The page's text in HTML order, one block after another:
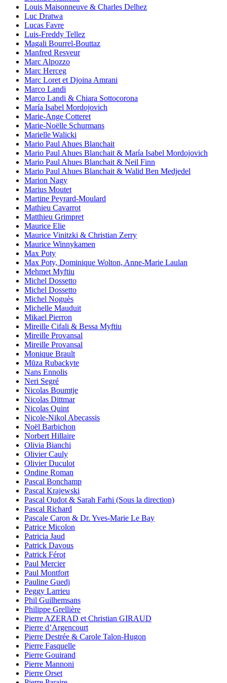
Louis Maisonneuve & Charles Delhez
Luc Dratwa
Lucas Favre
Luis-Freddy Tellez
Magali Bourrel-Bouttaz
Manfred Resveur
Marc Alpozzo
Marc Herceg
Marc Loret et Djoina Amrani
Marco Landi
Marco Landi & Chiara Sottocorona
María Isabel Mordojovich
Marie-Ange Cotteret
Marie-Noëlle Schurmans
Marielle Walicki
Mario Paul Ahues Blanchait
Mario Paul Ahues Blanchait & María Isabel Mordojovich
Mario Paul Ahues Blanchait & Neil Finn
Mario Paul Ahues Blanchait & Walid Ben Medjedel
Marion Nagy
Marius Moutet
Martine Peyrard-Moulard
Mathieu Cavarrot
Matthieu Grimpret
Maurice Elie
Maurice Vinitzki & Christian Zerry
Maurice Winnykamen
Max Poty
Max Poty, Dominique Wolton, Anne-Marie Laulan
Mehmet Myftiu
Michel Dossetto
Michel Dossetto
Michel Noguès
Michelle Mauduit
Mikael Pierron
Mireille Cifali & Bessa Myftiu
Mireille Provansal
Mireille Provansal
Monique Brault
Mūza Rubackyte
Nans Ennolis
Neri Segré
Nicolas Boumtje
Nicolas Dittmar
Nicolas Quint
Nicole-Nikol Abecassis
Noël Barbichon
Norbert Hillaire
Olivia Bianchi
Olivier Cauly
Olivier Duculot
Ondine Roman
Pascal Bonchamp
Pascal Krajewski
Pascal Oudot & Sarah Farhi (Sous la direction)
Pascal Richard
Pascale Caron & Dr. Yves-Marie Le Bay
Patrice Micolon
Patricia Jaud
Patrick Davous
Patrick Férot
Paul Mercier
Paul Montfort
Pauline Guedj
Peggy Larrieu
Phil Guilhemsans
Philippe Grellière
Pierre AZERAD et Christian GIRAUD
Pierre d’Argencourt
Pierre Destrée & Carole Talon-Hugon
Pierre Fasquelle
Pierre Gouirand
Pierre Mannoni
Pierre Orset